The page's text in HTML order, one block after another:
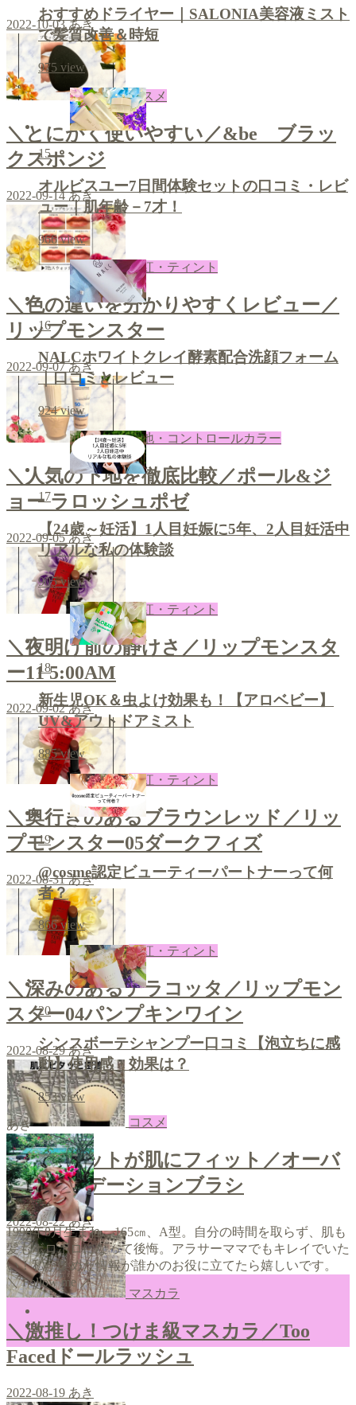
2022-10-03 あき
コスメ
＼とにかく使いやすい／&be ブラッ
クスポンジ
2022-09-14 あき
口紅・ティント
＼色の違いを分かりやすくレビュー／
リップモンスター
2022-09-07 あき
下地・コントロールカラー
＼人気の下地を徹底比較／ポール&ジ
ョー ラロッシュポゼ
2022-09-05 あき
口紅・ティント
＼夜明け前の静けさ／リップモンスタ
ー11 5:00AM
2022-09-02 あき
口紅・ティント
＼奥行きのあるブラウンレッド／リッ
プモンスター05ダークフィズ
2022-08-31 あき
口紅・ティント
＼深みのあるテラコッタ／リップモン
スター04パンプキンワイン
2022-08-29 あき
コスメ
＼斜めカットが肌にフィット／オーバ
ルファンデーションブラシ
2022-08-22 あき
マスカラ
＼激推し！つけま級マスカラ／Too
Facedドールラッシュ
2022-08-19 あき
おすすめドライヤー｜SALONIA美容液ミスト
で髪質改善＆時短
975 view
15
オルビスユー7日間体験セットの口コミ・レビ
ュー｜肌年齢－7才！
966view
16
NALCホワイトクレイ酵素配合洗顔フォーム
｜口コミとレビュー
924view
17
【24歳～妊活】1人目妊娠に5年、2人目妊活中
リアルな私の体験談
905view
18
新生児OK＆虫よけ効果も！【アロベビー】
UV&アウトドアミスト
885view
19
@cosme認定ビューティーパートナーって何
者？
866view
20
シンスボーテシャンプー口コミ【泡立ちに感
動】使用感・効果は？
853view
あき
1990年8月生まれ、165㎝、A型。自分の時間を取らず、肌も
髪もボロボロになって後悔。アラサーママでもキレイでいた
い！私が集めた情報が誰かのお役に立てたら嬉しいです。
＼ Follow me ／